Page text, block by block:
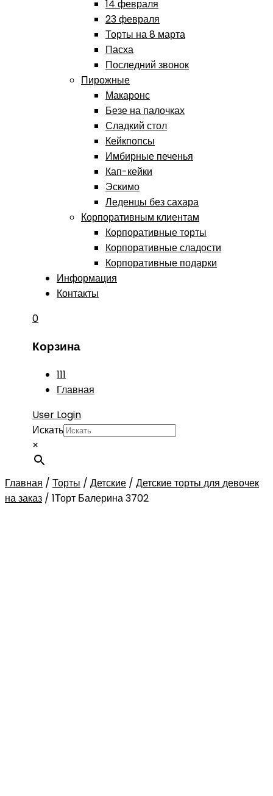
14 февраля
23 февраля
Торты на 8 марта
Пасха
Последний звонок
Пирожные
Макаронс
Безе на палочках
Сладкий стол
Кейкпопсы
Имбирные печенья
Кап-кейки
Эскимо
Леденцы без сахара
Корпоративным клиентам
Корпоративные торты
Корпоративные сладости
Корпоративные подарки
Информация
Контакты
0
Корзина
111
Главная
User Login
Искать
×
Главная / Торты / Детские / Детские торты для девочек
на заказ / 1Торт Балерина 3702